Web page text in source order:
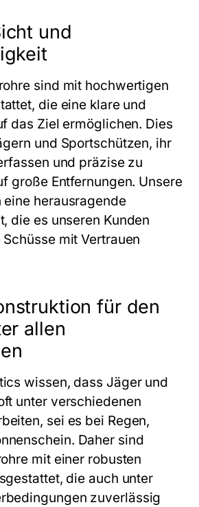
und
sind mit hochwertigen
die eine klare und
das Ziel ermöglichen. Dies
und Sportschützen, ihr
und präzise zu
große Entfernungen. Unsere
eine herausragende
die es unseren Kunden
mit Vertrauen
für den
allen
wissen, dass Jäger und
unter verschiedenen
sei es bei Regen,
Daher sind
mit einer robusten
die auch unter
zuverlässig